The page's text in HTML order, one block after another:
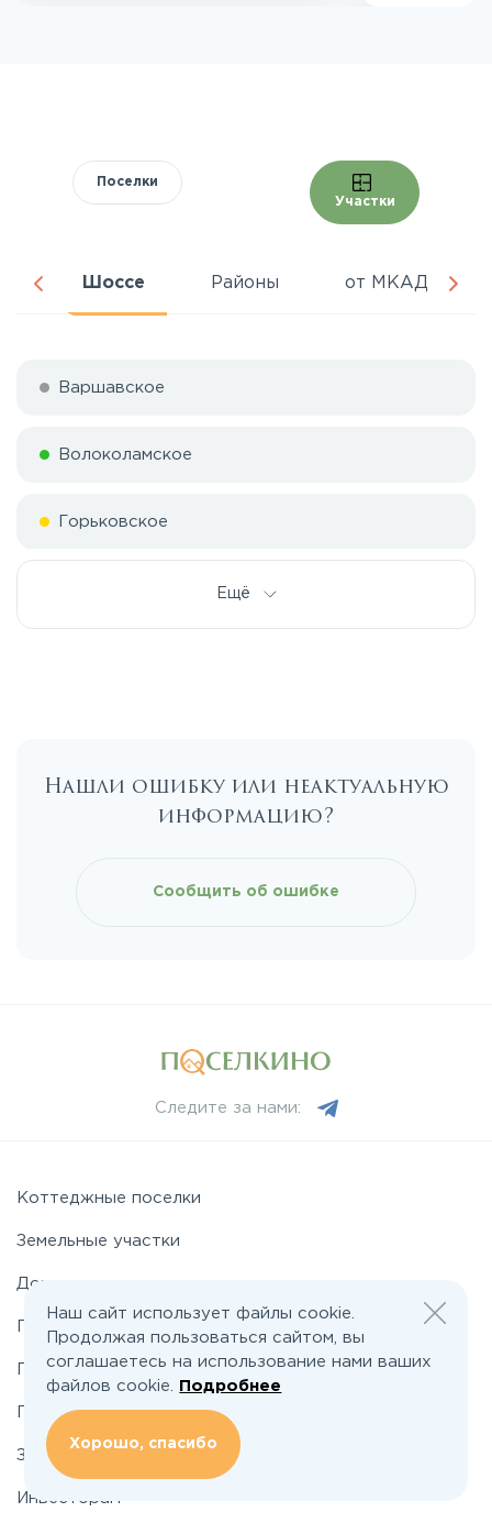
Поселки
Участки
Шоссе Районы от МКАД
Варшавское
Волоколамское
Горьковское
Каширское
Новорижское
Пятницкое
Ещё
Нашли ошибку или неактуальную
информацию?
Сообщить об ошибке
Следите за нами:
Коттеджные поселки
Земельные участки
Дома
Промышленные поселки
Промышленные участки
Застройщикам
Инвесторам
Наш сайт использует файлы cookie.
Продолжая пользоваться сайтом, вы
соглашаетесь на использование нами ваших
файлов cookie.
Подробнее
Хорошо, спасибо